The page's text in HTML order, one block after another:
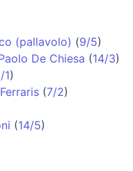
(pallavolo) (9/5)
De Chiesa (14/3)
1)
(7/2)
(14/5)